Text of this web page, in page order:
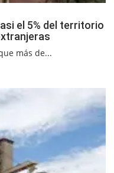
el 5% del territorio
más de...